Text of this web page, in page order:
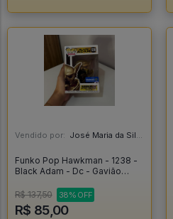
Vendido por: José Maria da Silva Junior - AL
Funko Pop Hawkman - 1238 -
Black Adam - Dc - Gavião
#1238
R$ 137,50 38% OFF
R$ 85,00